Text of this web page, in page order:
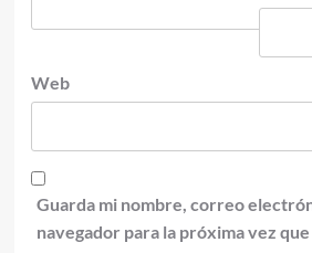
Web
Guarda mi nombre, correo
navegador para la próxima vez